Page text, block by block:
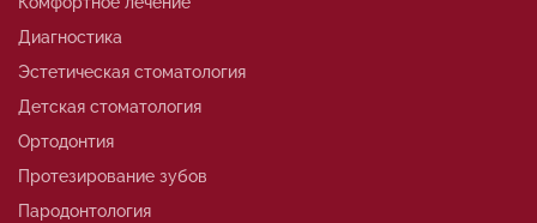
Диагностика
Эстетическая стоматология
Детская стоматология
Ортодонтия
Протезирование зубов
Пародонтология